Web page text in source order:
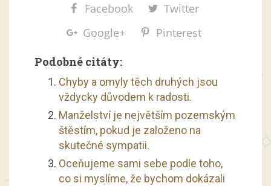
Facebook
Twitter
Google+
Pinterest
Podobné citáty:
Chyby a omyly těch druhých jsou
vždycky důvodem k radosti.
Manželství je největším pozemským
štěstím, pokud je založeno na
skutečné sympatii.
Oceňujeme sami sebe podle toho,
co si myslíme, že bychom dokázali